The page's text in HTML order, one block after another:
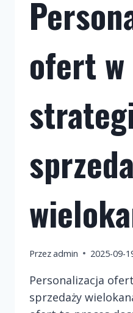
ofert w
Przezadmin 2025-09-
Personalizacja
sprzedaży